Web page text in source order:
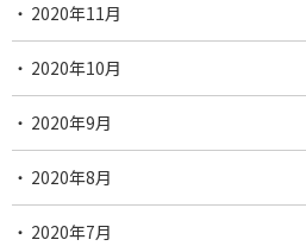
2020年11月
2020年10月
2020年9月
2020年8月
2020年7月